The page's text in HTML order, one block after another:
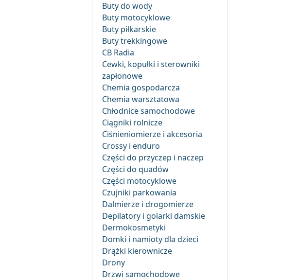
Buty do wody
Buty motocyklowe
Buty piłkarskie
Buty trekkingowe
CB Radia
Cewki, kopułki i sterowniki
zapłonowe
Chemia gospodarcza
Chemia warsztatowa
Chłodnice samochodowe
Ciągniki rolnicze
Ciśnieniomierze i akcesoria
Crossy i enduro
Części do przyczep i naczep
Części do quadów
Części motocyklowe
Czujniki parkowania
Dalmierze i drogomierze
Depilatory i golarki damskie
Dermokosmetyki
Domki i namioty dla dzieci
Drążki kierownicze
Drony
Drzwi samochodowe